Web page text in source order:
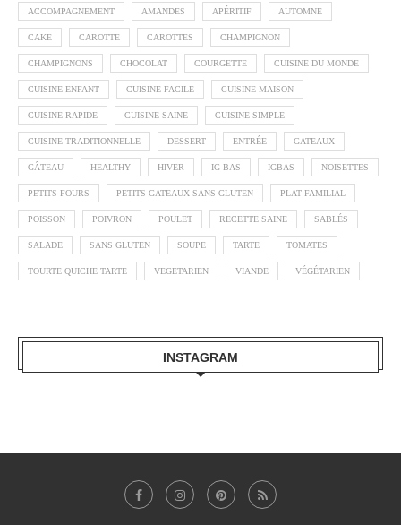
ACCOMPAGNEMENT AMANDES APÉRITIF AUTOMNE
CAKE CAROTTE CAROTTES CHAMPIGNON
CHAMPIGNONS CHOCOLAT COURGETTE CUISINE DU MONDE
CUISINE ENFANT CUISINE FACILE CUISINE MAISON
CUISINE RAPIDE CUISINE SAINE CUISINE SIMPLE
CUISINE TRADITIONNELLE DESSERT ENTRÉE GATEAUX
GÂTEAU HEALTHY HIVER IG BAS IGBAS NOISETTES
PETITS FOURS PETITS GATEAUX SANS GLUTEN PLAT FAMILIAL
POISSON POIVRON POULET RECETTE SAINE SABLÉS
SALADE SANS GLUTEN SOUPE TARTE TOMATES
TOURTE QUICHE TARTE VEGETARIEN VIANDE VÉGÉTARIEN
INSTAGRAM